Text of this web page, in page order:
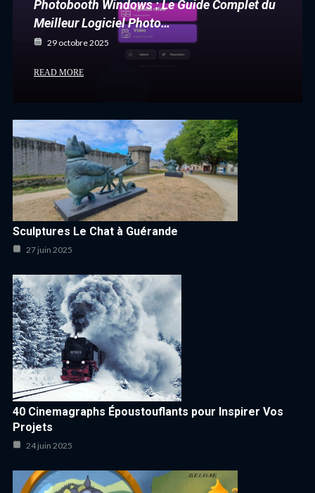
Photobooth Windows : Le Guide Complet du
Meilleur Logiciel Photo…
29 octobre 2025
READ MORE
Sculptures Le Chat à Guérande
27 juin 2025
40 Cinemagraphs Époustouflants pour Inspirer Vos
Projets
24 juin 2025